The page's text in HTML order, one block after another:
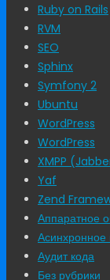
Ruby on Rails
RVM
SEO
Sphinx
Symfony 2
Ubuntu
WordPress
WordPress
XMPP
Yaf
Zend
Аппаратное
Аудит кода
Без рубрики